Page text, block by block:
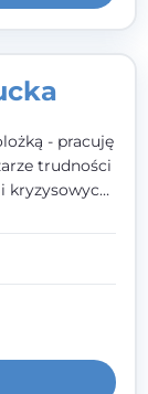
- pracuję
trudności
kryzysowych,
z
W pracy
i